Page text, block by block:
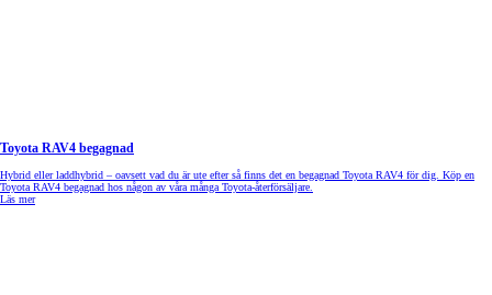
Toyota RAV4 begagnad
Hybrid eller laddhybrid – oavsett vad du är ute efter så finns det en begagnad Toyota RAV4 för dig. Köp en
Toyota RAV4 begagnad hos någon av våra många Toyota-återförsäljare.
Läs mer